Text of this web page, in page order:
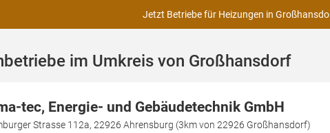
Jetzt Betriebe für Heizungen in
im Umkreis von Großhansdorf
tec, Energie- und Gebäudetechnik GmbH
Strasse 112a, 22926 Ahrensburg (3km von 22926 Großhansdorf)